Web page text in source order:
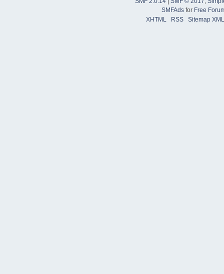
SMF 2.0.14 SMF © 2017,
SMFAdsfor Free
XHTML
RSS Sitemap XML